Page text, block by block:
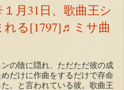
月31日、歌曲王シ
れる[1797]♬ミサ曲
の陰に隠れ、ただただ彼の成
だけに作曲をするだけで存命
。と言われている彼。歌曲王